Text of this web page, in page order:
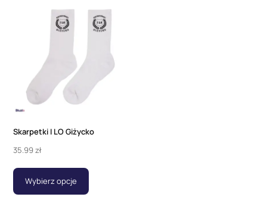
Skarpetki I LO Giżycko
35.99zł
Wybierz opcje